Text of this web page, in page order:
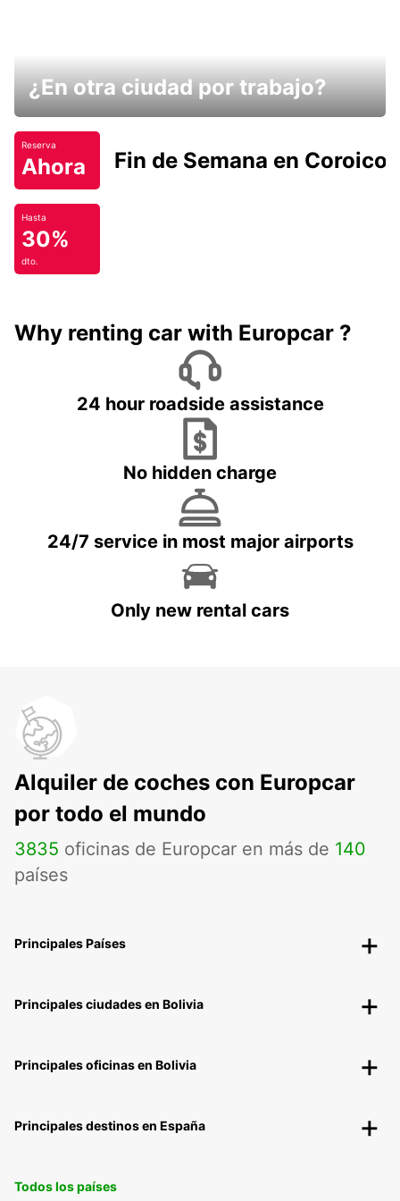
¿En otra ciudad por trabajo?
Reserva
Ahora Fin de Semana en Coroico.
Hasta
30%
dto.
Why renting car with Europcar ?
24 hour roadside assistance
No hidden charge
24/7 service in most major airports
Only new rental cars
Alquiler de coches con Europcar
por todo el mundo
3835 oficinas de Europcar en más de 140
países
Principales Países
Principales ciudades en Bolivia
Principales oficinas en Bolivia
Principales destinos en España
Todos los países